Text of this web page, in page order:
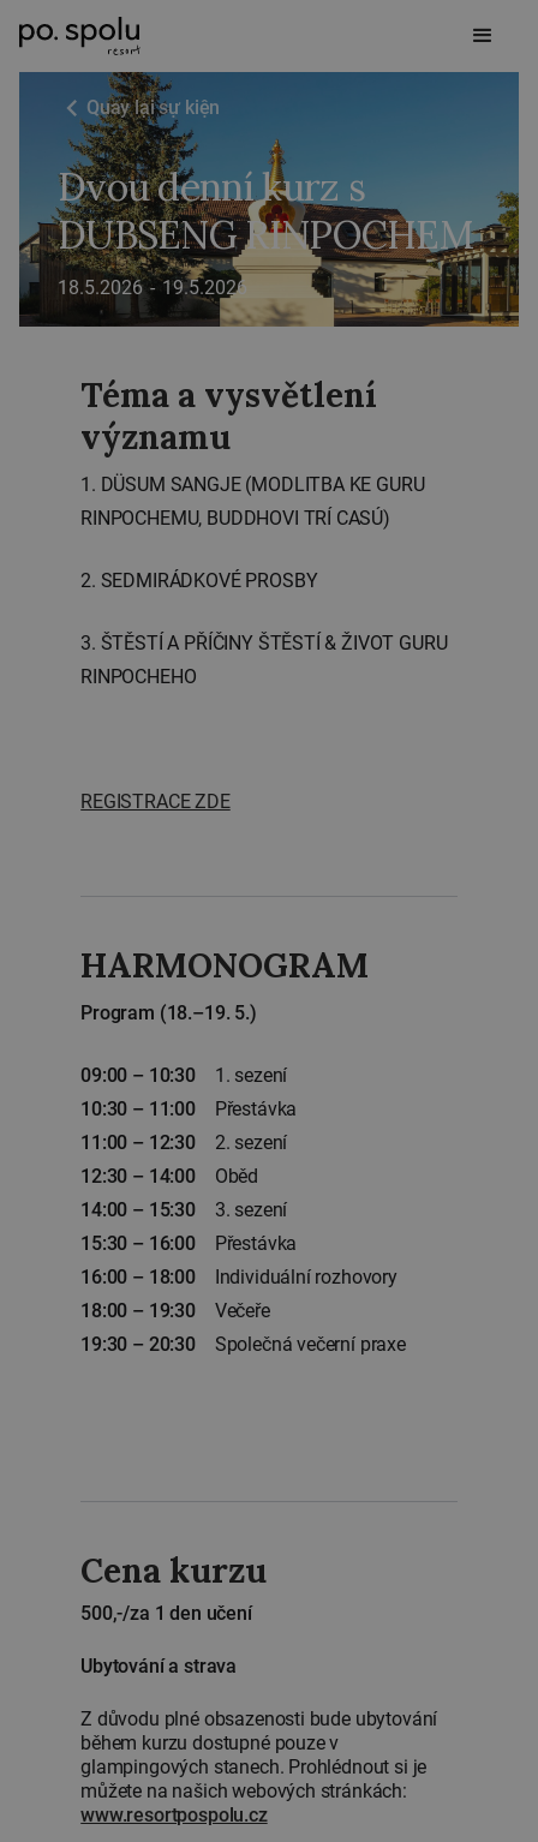
Quay lại sự kiện
Dvou denní kurz s
DUBSENG RINPOCHEM
18.5.2026 - 19.5.2026
Téma a vysvětlení
významu
1. DÜSUM SANGJE (MODLITBA KE GURU
RINPOCHEMU, BUDDHOVI TRÍ CASÚ)
2. SEDMIRÁDKOVÉ PROSBY
3. ŠTĚSTÍ A PŘÍČINY ŠTĚSTÍ & ŽIVOT GURU
RINPOCHEHO
REGISTRACE ZDE
HARMONOGRAM
Program (18.–19. 5.)
09:00 – 10:301. sezení
10:30 – 11:00Přestávka
11:00 – 12:302. sezení
12:30 – 14:00Oběd
14:00 – 15:303. sezení
15:30 – 16:00Přestávka
16:00 – 18:00Individuální rozhovory
18:00 – 19:30Večeře
19:30 – 20:30Společná večerní praxe
Cena kurzu
500,-/za 1 den učení
Ubytování a strava
Z důvodu plné obsazenosti bude ubytování
během kurzu dostupné pouze v
glampingových stanech. Prohlédnout si je
můžete na našich webových stránkách:
www.resortpospolu.cz